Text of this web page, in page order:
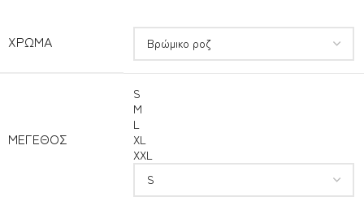
ΧΡΏΜΑ
ΜΈΓΕΘΟΣ
S
M
L
XL
XXL